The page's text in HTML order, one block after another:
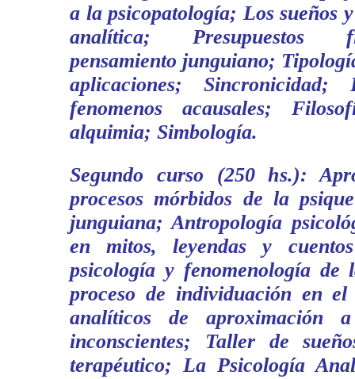
a la psicopatología; Los sueños
analítica; Presupuestos
pensamiento junguiano;
aplicaciones;
fenomenos acausales;
alquimia; Simbología.
Segundo curso (250 hs.):
procesos mórbidos de la
junguiana; Antropología
en mitos, leyendas y
psicología y fenomenología de
proceso de individuación en
analíticos de aproximación
inconscientes; Taller de
terapéutico; La Psicología